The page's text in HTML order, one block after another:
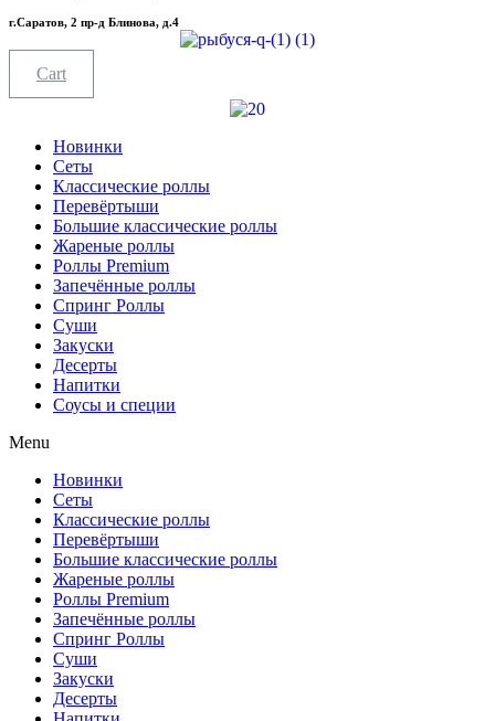
г.Саратов, 2 пр-д Блинова, д.4
Cart
Новинки
Сеты
Классические роллы
Перевёртыши
Большие классические роллы
Жареные роллы
Роллы Premium
Запечённые роллы
Спринг Роллы
Суши
Закуски
Десерты
Напитки
Соусы и специи
Menu
Новинки
Сеты
Классические роллы
Перевёртыши
Большие классические роллы
Жареные роллы
Роллы Premium
Запечённые роллы
Спринг Роллы
Суши
Закуски
Десерты